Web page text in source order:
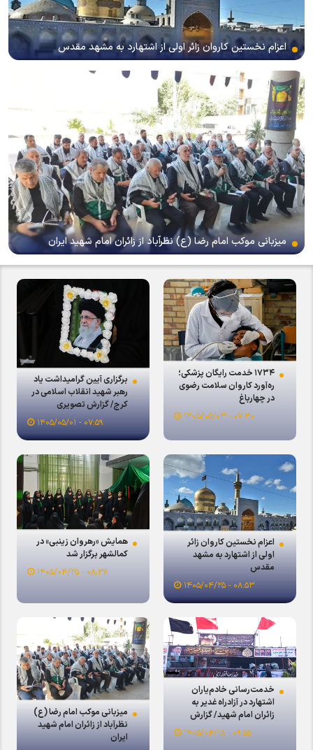
اعزام نخستین کاروان زائر اولی از اشتهارد به مشهد مقدس
میزبانی موکب امام رضا (ع) نظرآباد از زائران امام شهید ایران
۱۷۳۴ خدمت رایگان پزشکی؛
ره‌آورد کاروان سلامت رضوی
در چهارباغ
۰۷:۳۰ - ۱۴۰۵/۰۵/۰۳
برگزاری آیین گرامیداشت یاد
رهبر شهید انقلاب اسلامی در
کرج/ گزارش تصویری
۰۷:۵۹ - ۱۴۰۵/۰۵/۰۱
اعزام نخستین کاروان زائر
اولی از اشتهارد به مشهد
مقدس
۰۸:۵۳ - ۱۴۰۵/۰۴/۲۵
همایش «رهروان زینبی» در
کمالشهر برگزار شد
۰۸:۳۶ - ۱۴۰۵/۰۴/۲۵
خدمت‌رسانی خادم‌یاران
اشتهارد در آزادراه غدیر به
زائران امام شهید/ گزارش
ویدئویی۰۹:۵۵ - ۱۴۰۵/۰۴/۱۸
میزبانی موکب امام رضا (ع)
نظرآباد از زائران امام شهید
ایران